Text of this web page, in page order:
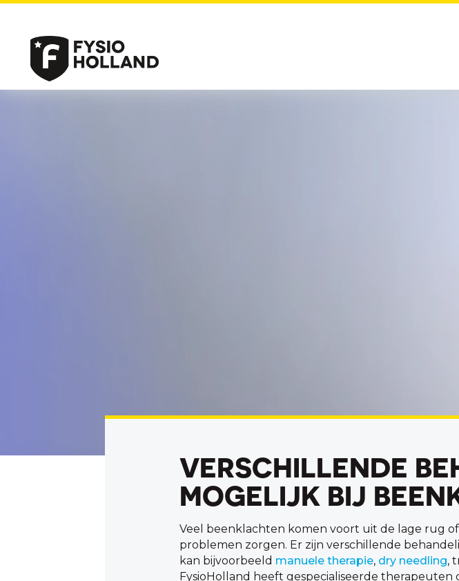
VERSCHILLENDE
MOGELIJK BIJ
Veel beenklachten komen voort uit de lage rug
problemen zorgen. Er zijn verschillende
kan bijvoorbeeld manuele therapie, dry needling,
FysioHolland heeft gespecialiseerde